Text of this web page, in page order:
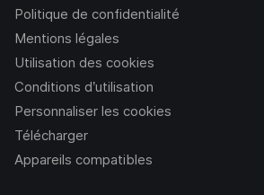
Politique de confidentialité
Mentions légales
Utilisation des cookies
Conditions d’utilisation
Personnaliser les cookies
Télécharger
Appareils compatibles